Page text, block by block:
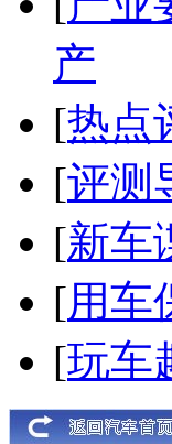
产
[热点
[评测
[新车
[用车
[玩车